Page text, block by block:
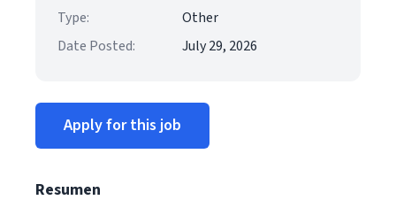
Type:
Other
Date Posted:
July 29, 2026
Apply for this job
Resumen